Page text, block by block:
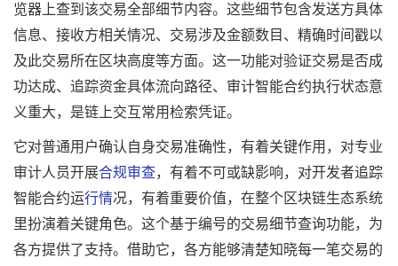
览器上查到该交易全部细节内容。这些细节包含发送方具体
信息、接收方相关情况、交易涉及金额数目、精确时间戳以
及此交易所在区块高度等方面。这一功能对验证交易是否成
功达成、追踪资金具体流向路径、审计智能合约执行状态意
义重大，是链上交互常用检索凭证。
它对普通用户确认自身交易准确性，有着关键作用，对专业
审计人员开展合规审查，有着不可或缺影响，对开发者追踪
智能合约运行情况，有着重要价值，在整个区块链生态系统
里扮演着关键角色。这个基于编号的交易细节查询功能，为
各方提供了支持。借助它，各方能够清楚知晓每一笔交易的